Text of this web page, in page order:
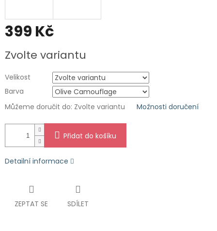
399 Kč
cena:
Zvolte variantu
Velikost
Barva
Můžeme doručit do: Zvolte variantu Možnosti doručení
Přidat do košíku
Detailní informace
ZEPTAT SE SDÍLET